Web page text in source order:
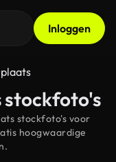
Inloggen
stockfoto's
stockfoto's voor
hoogwaardige